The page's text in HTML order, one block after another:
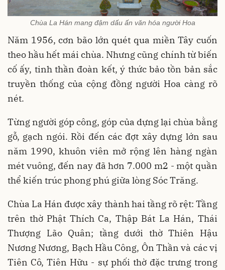
Chùa La Hán mang đậm dấu ấn văn hóa người Hoa
Năm 1956, cơn bão lớn quét qua miền Tây cuốn
theo hầu hết mái chùa. Nhưng cũng chính từ biến
cố ấy, tinh thần đoàn kết, ý thức bảo tồn bản sắc
truyền thống của cộng đồng người Hoa càng rõ
nét.
Từng người góp công, góp của dựng lại chùa bằng
gỗ, gạch ngói. Rồi đến các đợt xây dựng lớn sau
năm 1990, khuôn viên mở rộng lên hàng ngàn
mét vuông, đến nay đã hơn 7.000 m2 - một quần
thể kiến trúc phong phú giữa lòng Sóc Trăng.
Chùa La Hán được xây thành hai tầng rõ rệt: Tầng
trên thờ Phật Thích Ca, Thập Bát La Hán, Thái
Thượng Lão Quân; tầng dưới thờ Thiên Hậu
Nương Nương, Bạch Hầu Công, Ôn Thần và các vị
Tiên Cô, Tiên Hữu - sự phối thờ đặc trưng trong